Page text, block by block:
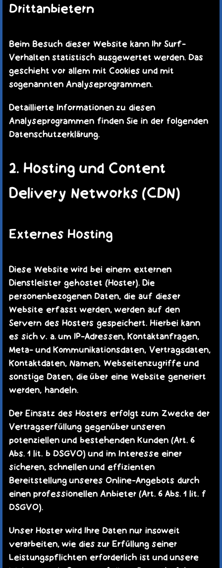
Drittanbietern
Beim Besuch dieser Website kann Ihr Surf-
Verhalten statistisch ausgewertet werden. Das
geschieht vor allem mit Cookies und mit
sogenannten Analyseprogrammen.
Detaillierte Informationen zu diesen
Analyseprogrammen finden Sie in der folgenden
Datenschutzerklärung.
2. Hosting und Content
Delivery Networks (CDN)
Externes Hosting
Diese Website wird bei einem externen
Dienstleister gehostet (Hoster). Die
personenbezogenen Daten, die auf dieser
Website erfasst werden, werden auf den
Servern des Hosters gespeichert. Hierbei kann
es sich v. a. um IP-Adressen, Kontaktanfragen,
Meta- und Kommunikationsdaten, Vertragsdaten,
Kontaktdaten, Namen, Webseitenzugriffe und
sonstige Daten, die über eine Website generiert
werden, handeln.
Der Einsatz des Hosters erfolgt zum Zwecke der
Vertragserfüllung gegenüber unseren
potenziellen und bestehenden Kunden (Art. 6
Abs. 1 lit. b DSGVO) und im Interesse einer
sicheren, schnellen und effizienten
Bereitstellung unseres Online-Angebots durch
einen professionellen Anbieter (Art. 6 Abs. 1 lit. f
DSGVO).
Unser Hoster wird Ihre Daten nur insoweit
verarbeiten, wie dies zur Erfüllung seiner
Leistungspflichten erforderlich ist und unsere